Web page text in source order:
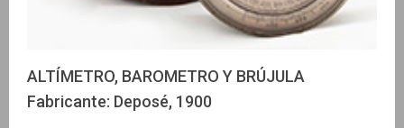
ALTÍMETRO, BAROMETRO Y BRÚJULA
Fabricante: Deposé, 1900